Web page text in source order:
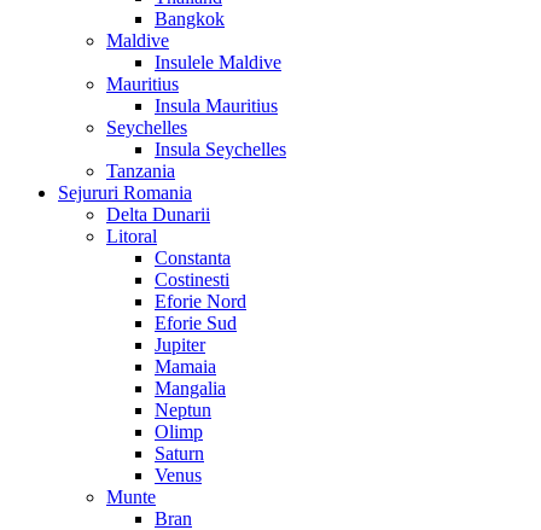
Bangkok
Maldive
Insulele Maldive
Mauritius
Insula Mauritius
Seychelles
Insula Seychelles
Tanzania
Sejururi Romania
Delta Dunarii
Litoral
Constanta
Costinesti
Eforie Nord
Eforie Sud
Jupiter
Mamaia
Mangalia
Neptun
Olimp
Saturn
Venus
Munte
Bran